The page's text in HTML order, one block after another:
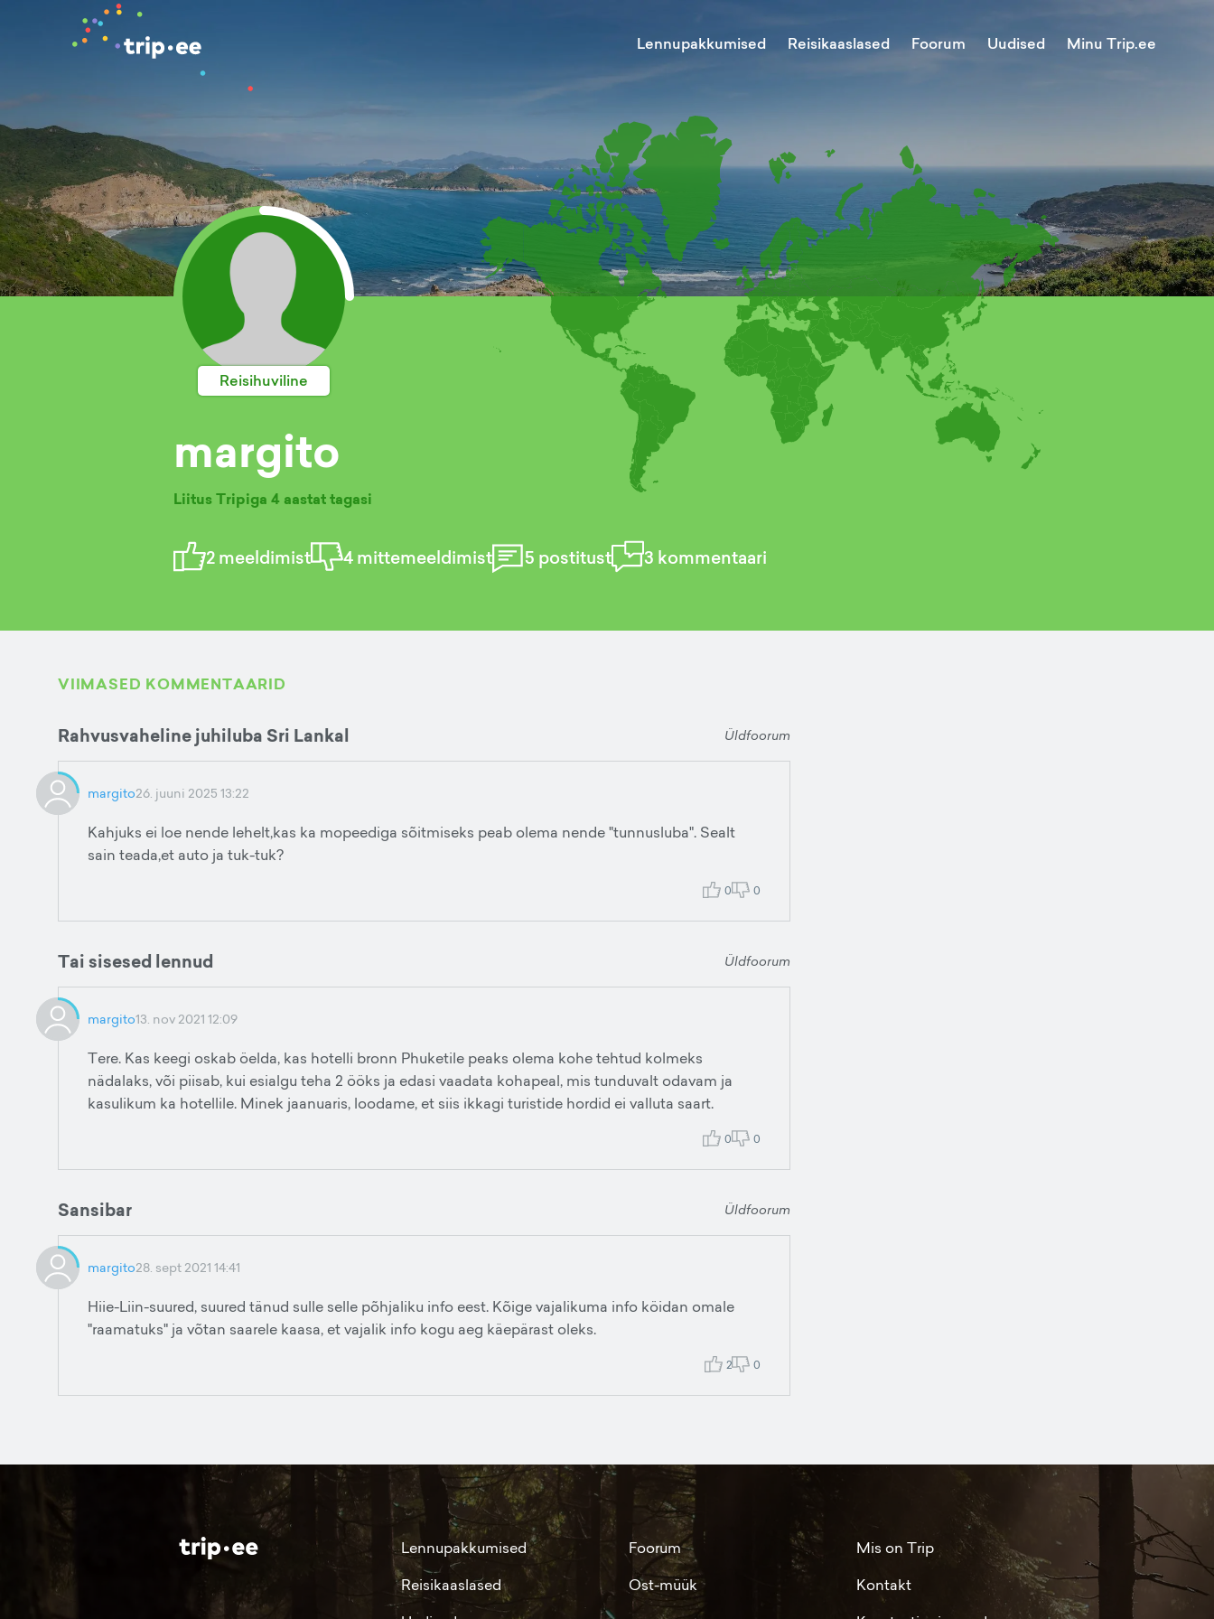
Lennupakkumised Reisikaaslased Foorum Uudised Minu Trip.ee
Reisihuviline
margito
Liitus Tripiga 4 aastat tagasi
2meeldimist 4mittemeeldimist 5 postitust 3 kommentaari
VIIMASED KOMMENTAARID
Rahvusvaheline juhiluba Sri Lankal Üldfoorum
margito26. juuni 2025 13:22
Kahjuks ei loe nende lehelt,kas ka mopeediga sõitmiseks peab olema nende "tunnusluba". Sealt
sain teada,et auto ja tuk-tuk?
0 0
Tai sisesed lennud Üldfoorum
margito13. nov 2021 12:09
Tere. Kas keegi oskab öelda, kas hotelli bronn Phuketile peaks olema kohe tehtud kolmeks
nädalaks, või piisab, kui esialgu teha 2 ööks ja edasi vaadata kohapeal, mis tunduvalt odavam ja
kasulikum ka hotellile. Minek jaanuaris, loodame, et siis ikkagi turistide hordid ei valluta saart.
0 0
Sansibar Üldfoorum
margito28. sept 2021 14:41
Hiie-Liin-suured, suured tänud sulle selle põhjaliku info eest. Kõige vajalikuma info köidan omale
"raamatuks" ja võtan saarele kaasa, et vajalik info kogu aeg käepärast oleks.
2 0
Lennupakkumised
Reisikaaslased
Foorum
Ost-müük
Mis on Trip
Kontakt